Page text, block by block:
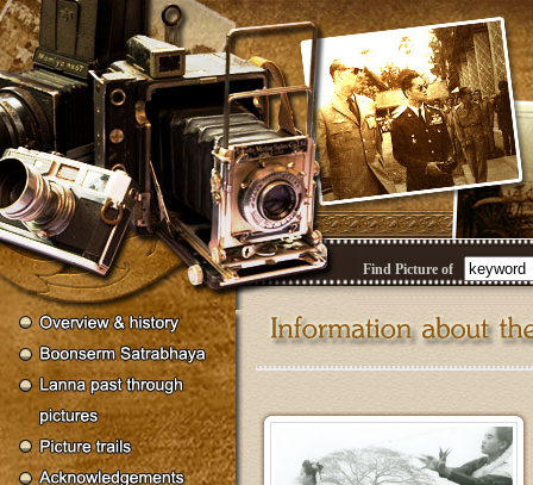
Find Picture of